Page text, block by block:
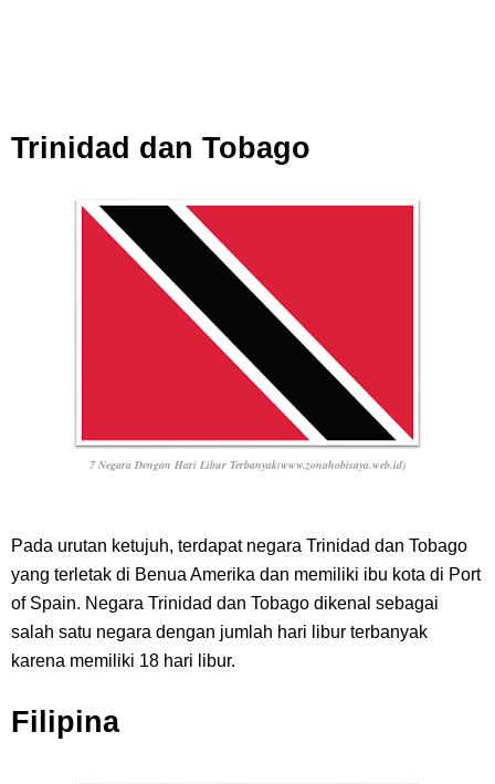
Trinidad dan Tobago
7 Negara Dengan Hari Libur Terbanyak(www.zonahobisaya.web.id)
Pada urutan ketujuh, terdapat negara Trinidad dan Tobago
yang terletak di Benua Amerika dan memiliki ibu kota di Port
of Spain. Negara Trinidad dan Tobago dikenal sebagai
salah satu negara dengan jumlah hari libur terbanyak
karena memiliki 18 hari libur.
Filipina